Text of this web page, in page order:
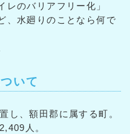
レのバリアフリー化」
、水廻りのことなら何で
いて
し、額田郡に属する町。
人。